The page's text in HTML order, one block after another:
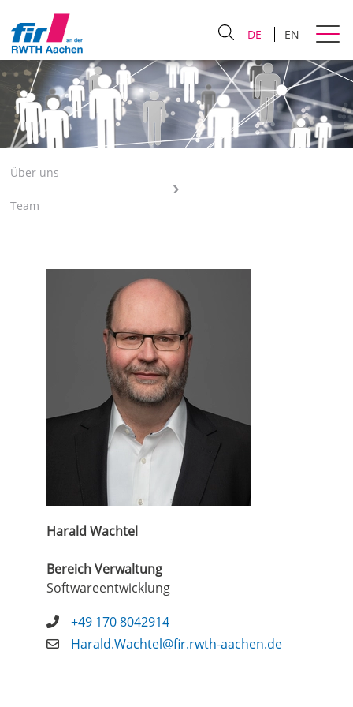
DE EN
Über uns
Team
Harald Wachtel
Bereich Verwaltung
Softwareentwicklung
+49 170 8042914
Harald.Wachtel@fir.rwth-aachen.de